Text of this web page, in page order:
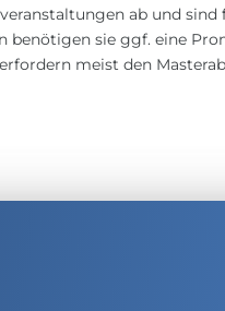
ab und
benötigen sie ggf. eine
meist den